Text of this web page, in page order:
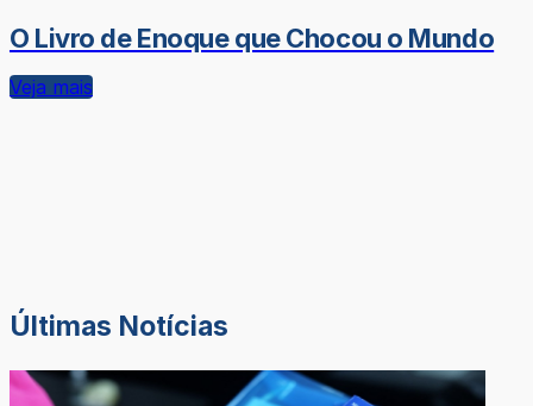
O Livro de Enoque que Chocou o Mundo
Veja mais
Últimas Notícias